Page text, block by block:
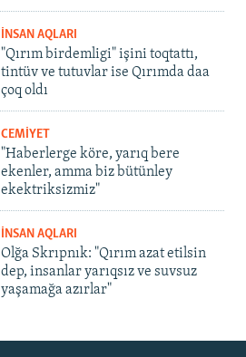
İNSAN AQLARI
"Qırım birdemligi" işini toqtattı,
tintüv ve tutuvlar ise Qırımda daa
çoq oldı
CEMİYET
"Haberlerge köre, yarıq bere
ekenler, amma biz bütünley
ekektriksizmiz"
İNSAN AQLARI
Olğa Skrıpnık: "Qırım azat etilsin
dep, insanlar yarıqsız ve suvsuz
yaşamağa azırlar"